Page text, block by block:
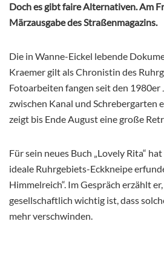
Doch es gibt faire Alternativen. Am
Märzausgabe des Straßenmagazins.
Die in Wanne-Eickel lebende
Kraemer gilt als Chronistin des
Fotoarbeiten fangen seit den 1980er
zwischen Kanal und Schrebergarten
zeigt bis Ende August eine große
Für sein neues Buch „Lovely Rita“
ideale Ruhrgebiets-Eckkneipe
Himmelreich“. Im Gespräch erzählt
gesellschaftlich wichtig ist, dass
mehr verschwinden.